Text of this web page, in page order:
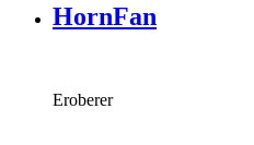
HornFan
Eroberer